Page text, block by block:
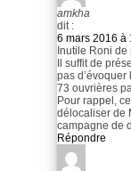
amkha
dit :
6 mars 2016 à
Inutile Roni
Il suffit de
pas
73 ouvrières
Pour rappel,
délocaliser de
campagne de
Répondre